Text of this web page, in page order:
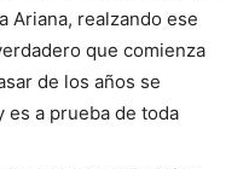
Ariana, realzando ese
que comienza
de los años se
es a prueba de toda